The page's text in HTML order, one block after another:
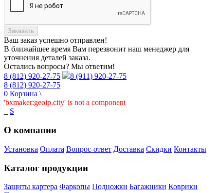
Заказать
Ваш заказ успешно отправлен!
В ближайшее время Вам перезвонит наш менеджер для
уточнения деталей заказа.
Остались вопросы? Мы ответим!
8 (812) 920-27-75
8 (911) 920-27-75
8 (812) 920-27-75
0 Корзина \
'bxmaker:geoip.city' is not a component
S
О компании
Установка Оплата Вопрос-ответ Доставка Скидки Контакты
Каталог продукции
Защиты картера Фаркопы Подножки Багажники Коврики